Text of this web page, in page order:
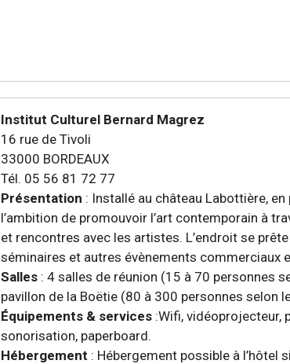
Institut Culturel Bernard Magrez
16 rue de Tivoli
33000 BORDEAUX
Tél. 05 56 81 72 77
Présentation : Installé au château Labottière,
l’ambition de promouvoir l’art contemporain à
et rencontres avec les artistes. L’endroit se
séminaires et autres évènements commerciaux
Salles : 4 salles de réunion (15 à 70 personnes
pavillon de la Boëtie (80 à 300 personnes selon
Équipements & services :Wifi, vidéoprojecteur,
sonorisation, paperboard.
Hébergement : Hébergement possible à l’hôtel